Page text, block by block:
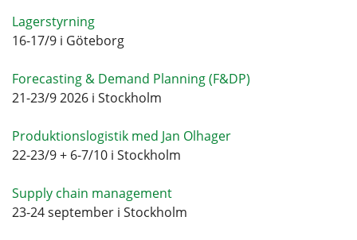
Lagerstyrning
16-17/9 i Göteborg
Forecasting & Demand Planning (F&DP)
21-23/9 2026 i Stockholm
Produktionslogistik med Jan Olhager
22-23/9 + 6-7/10 i Stockholm
Supply chain management
23-24 september i Stockholm